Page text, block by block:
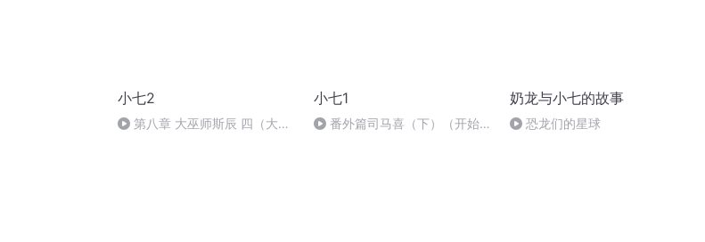
小七2
第八章 大巫师斯辰 四（大结
小七1
番外篇司马喜（下）（开始录
奶龙与小七的故事
恐龙们的星球